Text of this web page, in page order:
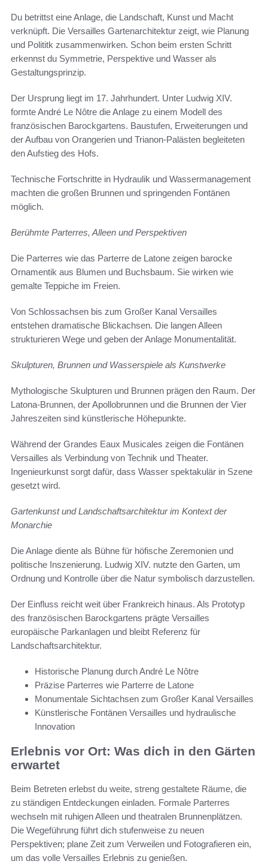
Du betrittst eine Anlage, die Landschaft, Kunst und Macht
verknüpft. Die Versailles Gartenarchitektur zeigt, wie Planung
und Polititk zusammenwirken. Schon beim ersten Schritt
erkennst du Symmetrie, Perspektive und Wasser als
Gestaltungsprinzip.
Der Ursprung liegt im 17. Jahrhundert. Unter Ludwig XIV.
formte André Le Nôtre die Anlage zu einem Modell des
französischen Barockgartens. Baustufen, Erweiterungen und
der Aufbau von Orangerien und Trianon-Palästen begleiteten
den Aufstieg des Hofs.
Technische Fortschritte in Hydraulik und Wassermanagement
machten die großen Brunnen und springenden Fontänen
möglich.
Berühmte Parterres, Alleen und Perspektiven
Die Parterres wie das Parterre de Latone zeigen barocke
Ornamentik aus Blumen und Buchsbaum. Sie wirken wie
gemalte Teppiche im Freien.
Von Schlossachsen bis zum Großer Kanal Versailles
entstehen dramatische Blickachsen. Die langen Alleen
strukturieren Wege und geben der Anlage Monumentalität.
Skulpturen, Brunnen und Wasserspiele als Kunstwerke
Mythologische Skulpturen und Brunnen prägen den Raum. Der
Latona-Brunnen, der Apollobrunnen und die Brunnen der Vier
Jahreszeiten sind künstlerische Höhepunkte.
Während der Grandes Eaux Musicales zeigen die Fontänen
Versailles als Verbindung von Technik und Theater.
Ingenieurkunst sorgt dafür, dass Wasser spektakulär in Szene
gesetzt wird.
Gartenkunst und Landschaftsarchitektur im Kontext der
Monarchie
Die Anlage diente als Bühne für höfische Zeremonien und
politische Inszenierung. Ludwig XIV. nutzte den Garten, um
Ordnung und Kontrolle über die Natur symbolisch darzustellen.
Der Einfluss reicht weit über Frankreich hinaus. Als Prototyp
des französischen Barockgartens prägte Versailles
europäische Parkanlagen und bleibt Referenz für
Landschaftsarchitektur.
Historische Planung durch André Le Nôtre
Präzise Parterres wie Parterre de Latone
Monumentale Sichtachsen zum Großer Kanal Versailles
Künstlerische Fontänen Versailles und hydraulische
Innovation
Erlebnis vor Ort: Was dich in den Gärten
erwartet
Beim Betreten erlebst du weite, streng gestaltete Räume, die
zu ständigen Entdeckungen einladen. Formale Parterres
wechseln mit ruhigen Alleen und theatralen Brunnenplätzen.
Die Wegeführung führt dich stufenweise zu neuen
Perspektiven; plane Zeit zum Verweilen und Fotografieren ein,
um das volle Versailles Erlebnis zu genießen.